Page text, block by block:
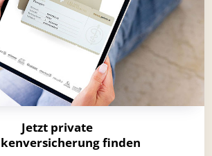
Jetzt private
finden